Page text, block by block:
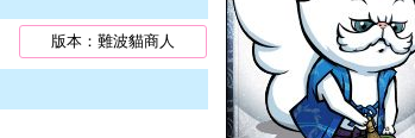
版本：難波貓商人